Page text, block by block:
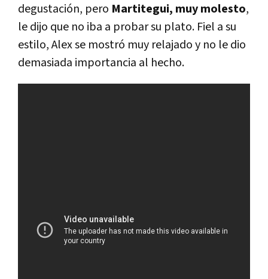
degustación, pero Martitegui, muy molesto,
le dijo que no iba a probar su plato. Fiel a su
estilo, Alex se mostró muy relajado y no le dio
demasiada importancia al hecho.